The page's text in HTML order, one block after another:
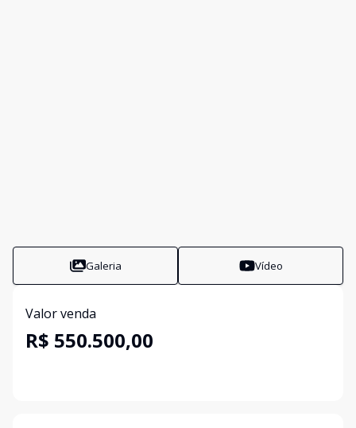
Galeria Vídeo
Valor venda
R$ 550.500,00